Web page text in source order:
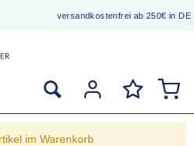
versandkostenfrei ab 250€ in DE
sichere Bestellung
im Warenkorb